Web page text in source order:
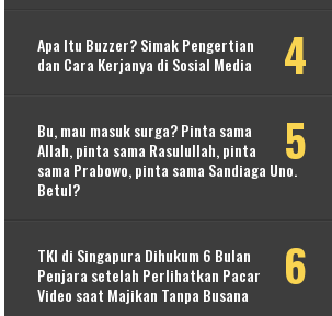
Apa Itu Buzzer? Simak Pengertian
dan Cara Kerjanya di Sosial Media
Bu, mau masuk surga? Pinta sama
Allah, pinta sama Rasulullah, pinta
sama Prabowo, pinta sama Sandiaga Uno.
Betul?
TKI di Singapura Dihukum 6 Bulan
Penjara setelah Perlihatkan Pacar
Video saat Majikan Tanpa Busana